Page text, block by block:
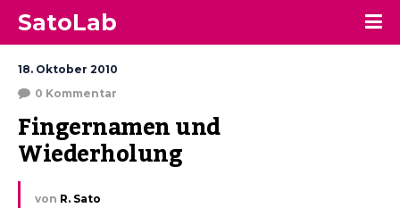
SatoLab
18. Oktober 2010
0 Kommentar
Fingernamen und
Wiederholung
von R. Sato